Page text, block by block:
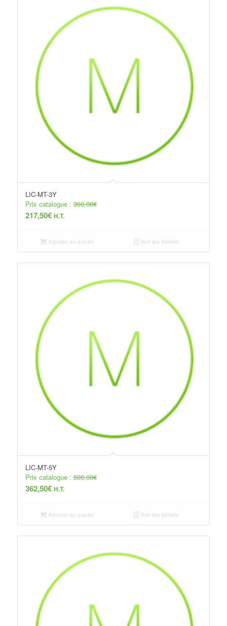
LIC-MT-3Y
Prix catalogue :300,00€
217,50€ H.T.
Ajouter au panier Voir les détails
LIC-MT-5Y
Prix catalogue :500,00€
362,50€ H.T.
Ajouter au panier Voir les détails